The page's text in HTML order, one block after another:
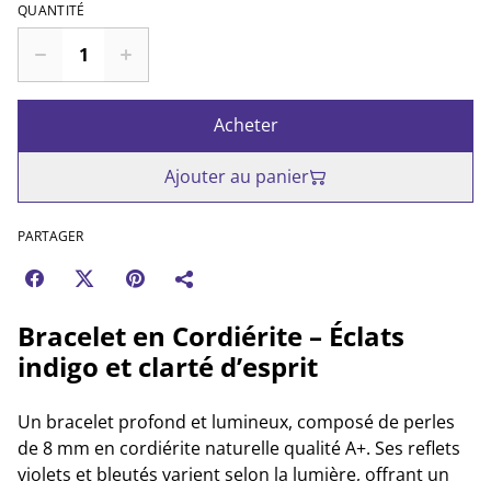
QUANTITÉ
Acheter
Ajouter au panier
PARTAGER
Bracelet en Cordiérite – Éclats
indigo et clarté d’esprit
Un bracelet profond et lumineux, composé de perles
de 8 mm en cordiérite naturelle qualité A+. Ses reflets
violets et bleutés varient selon la lumière, offrant un